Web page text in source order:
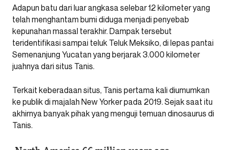
Adapun batu dari luar angkasa selebar 12 kilometer yang
telah menghantam bumi diduga menjadi penyebab
kepunahan massal terakhir. Dampak tersebut
teridentifikasi sampai teluk Teluk Meksiko, di lepas pantai
Semenanjung Yucatan yang berjarak 3.000 kilometer
juahnya dari situs Tanis.
Terkait keberadaan situs, Tanis pertama kali diumumkan
ke publik di majalah New Yorker pada 2019. Sejak saat itu
akhirnya banyak pihak yang menguji temuan dinosaurus di
Tanis.